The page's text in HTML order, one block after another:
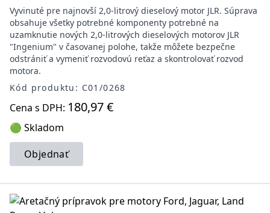
Vyvinuté pre najnovší 2,0-litrový dieselový motor JLR. Súprava
obsahuje všetky potrebné komponenty potrebné na
uzamknutie nových 2,0-litrových dieselových motorov JLR
"Ingenium" v časovanej polohe, takže môžete bezpečne
odstrániť a vymeniť rozvodovú reťaz a skontrolovať rozvod
motora.
Kód produktu: C01/0268
Cena s DPH: 180,97 €
🟢 Skladom
Objednať